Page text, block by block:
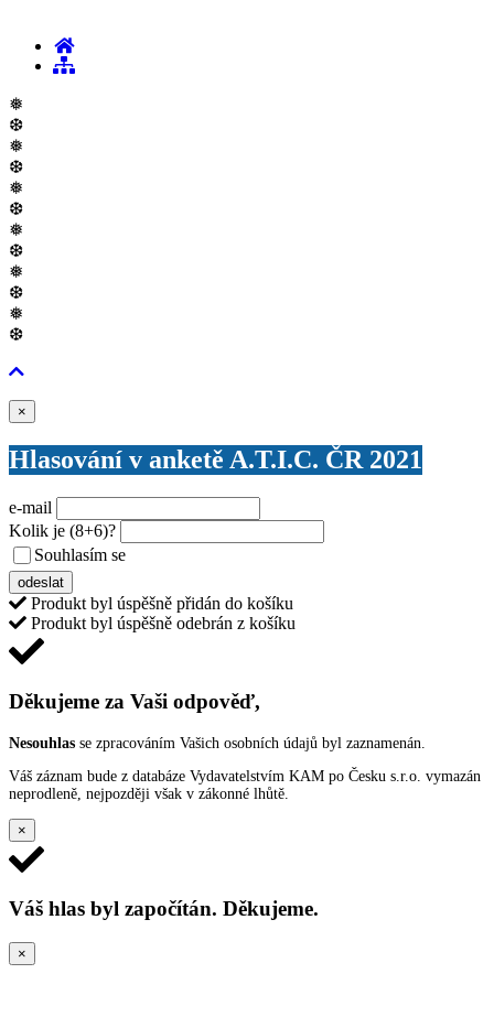
❅
❆
❅
❆
❅
❆
❅
❆
❅
❆
❅
❆
×
Hlasování v anketě A.T.I.C. ČR 2021
e-mail
Kolik je (8+6)?
Souhlasím se
odeslat
Produkt byl úspěšně přidán do košíku
Produkt byl úspěšně odebrán z košíku
Děkujeme za Vaši odpověď,
Nesouhlas se zpracováním Vašich osobních údajů byl zaznamenán.
Váš záznam bude z databáze Vydavatelstvím KAM po Česku s.r.o. vymazán
neprodleně, nejpozději však v zákonné lhůtě.
×
Váš hlas byl započítán. Děkujeme.
×